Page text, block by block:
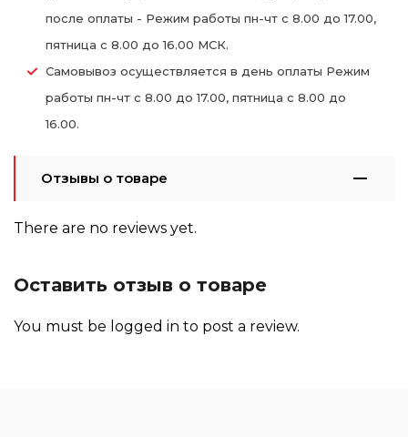
после оплаты - Режим работы пн-чт с 8.00 до 17.00,
пятница с 8.00 до 16.00 МСК.
Самовывоз осуществляется в день оплаты Режим
работы пн-чт с 8.00 до 17.00, пятница с 8.00 до
16.00.
Отзывы о товаре
There are no reviews yet.
Оставить отзыв о товаре
You must be logged in to post a review.